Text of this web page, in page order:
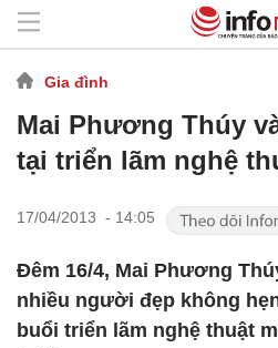
Gia đình
Mai Phương Thúy
tại triển lãm nghệ
17/04/2013 - 14:05
Đêm 16/4, Mai Phương
nhiều người đẹp không
buổi triển lãm nghệ thuật